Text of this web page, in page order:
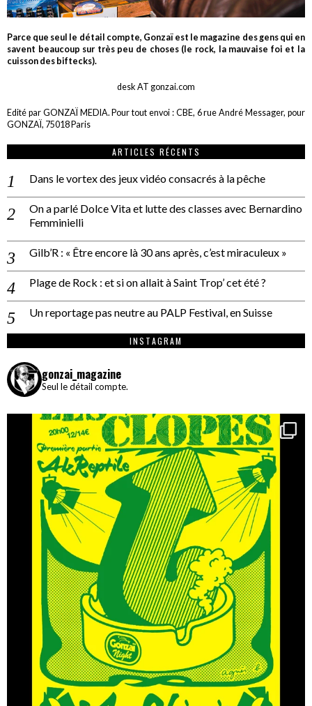
Parce que seul le détail compte, Gonzaï est le magazine des gens qui en
savent beaucoup sur très peu de choses (le rock, la mauvaise foi et la
cuisson des biftecks).
desk AT gonzai.com
Edité par GONZAÏ MEDIA. Pour tout envoi : CBE, 6 rue André Messager, pour
GONZAÏ, 75018 Paris
ARTICLES RÉCENTS
Dans le vortex des jeux vidéo consacrés à la pêche
On a parlé Dolce Vita et lutte des classes avec Bernardino
Femminielli
Gilb’R : « Être encore là 30 ans après, c’est miraculeux »
Plage de Rock : et si on allait à Saint Trop’ cet été ?
Un reportage pas neutre au PALP Festival, en Suisse
INSTAGRAM
gonzai_magazine
Seul le détail compte.